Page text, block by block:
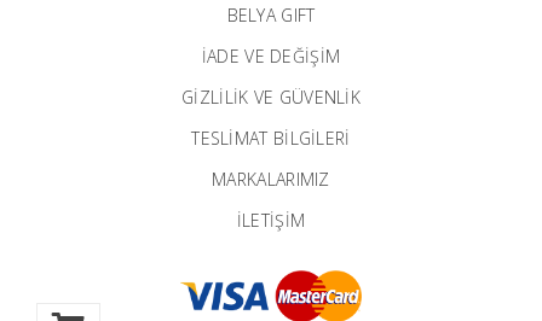
BELYA GIFT
İADE VE DEĞİŞİM
GİZLİLİK VE GÜVENLİK
TESLİMAT BİLGİLERİ
MARKALARIMIZ
İLETIŞIM